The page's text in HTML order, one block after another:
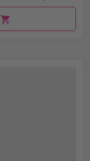
shopping_cart